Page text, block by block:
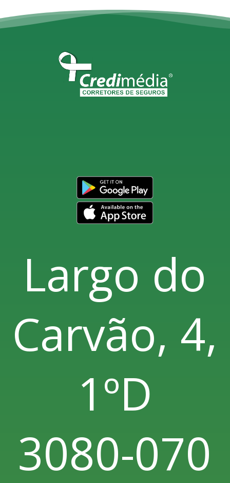
Largo do
Carvão, 4,
1ºD
3080-070